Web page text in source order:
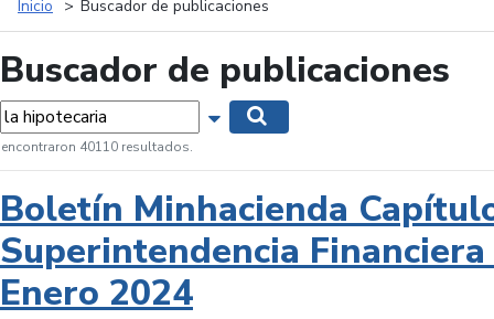
Inicio Buscador de publicaciones
Buscador de publicaciones
Mostrar opciones de búsqueda
encontraron 40110 resultados.
Boletín Minhacienda
Superintendencia
Enero 2024